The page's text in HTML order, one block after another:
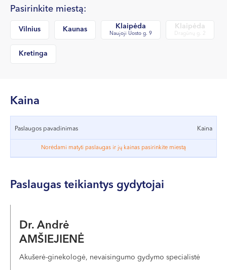
Dragūnų g. 2
I-V 08:00 - 20:00
VI, VII --
Darbo laikas:
VI 09:00 - 15:00
VII --
Kretinga
Darbo laikas:
Pasirinkite miestą:
Vilnius Kaunas Klaipėda
Naujoji Uosto g. 9
Klaipėda
Dragūnų g. 2
Kretinga
Kaina
Paslaugos pavadinimas Kaina
Norėdami matyti paslaugas ir jų kainas pasirinkite miestą
Paslaugas teikiantys gydytojai
Dr. Andrė
AMŠIEJIENĖ
Akušerė-ginekologė, nevaisingumo gydymo specialistė